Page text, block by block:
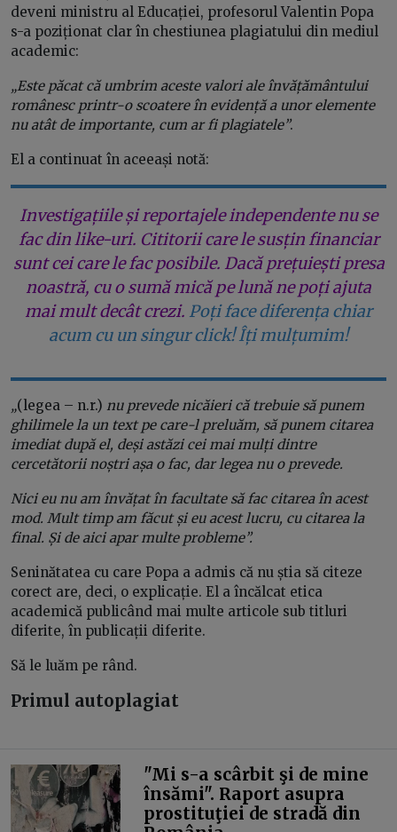
deveni ministru al Educației, profesorul Valentin Popa
s-a poziționat clar în chestiunea plagiatului din mediul
academic:
„Este păcat că umbrim aceste valori ale învățământului
românesc printr-o scoatere în evidență a unor elemente
nu atât de importante, cum ar fi plagiatele”.
El a continuat în aceeași notă:
Investigațiile și reportajele independente nu se
fac din like-uri. Cititorii care le susțin financiar
sunt cei care le fac posibile. Dacă prețuiești presa
noastră, cu o sumă mică pe lună ne poți ajuta
mai mult decât crezi. Poți face diferența chiar
acum cu un singur click! Îți mulțumim!
„(legea – n.r.) nu prevede nicăieri că trebuie să punem
ghilimele la un text pe care-l preluăm, să punem citarea
imediat după el, deși astăzi cei mai mulți dintre
cercetătorii noștri așa o fac, dar legea nu o prevede.
Nici eu nu am învățat în facultate să fac citarea în acest
mod. Mult timp am făcut și eu acest lucru, cu citarea la
final. Și de aici apar multe probleme”.
Seninătatea cu care Popa a admis că nu știa să citeze
corect are, deci, o explicație. El a încălcat etica
academică publicând mai multe articole sub titluri
diferite, în publicații diferite.
Să le luăm pe rând.
Primul autoplagiat
"Mi s-a scârbit şi de mine
însămi". Raport asupra
prostituţiei de stradă din